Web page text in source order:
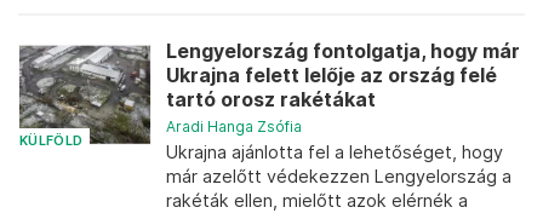
KÜLFÖLD
Lengyelország fontolgatja, hogy már
Ukrajna felett lelője az ország felé
tartó orosz rakétákat
Aradi Hanga Zsófia
Ukrajna ajánlotta fel a lehetőséget, hogy
már azelőtt védekezzen Lengyelország a
rakéták ellen, mielőtt azok elérnék a